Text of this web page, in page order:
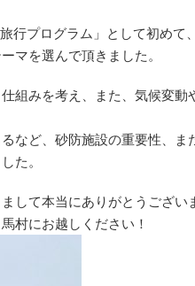
行プログラム」として初め
マを選んで頂きました。
組みを考え、また、気候変
など、砂防施設の重要性、
た。
して本当にありがとうござ
村にお越しください！